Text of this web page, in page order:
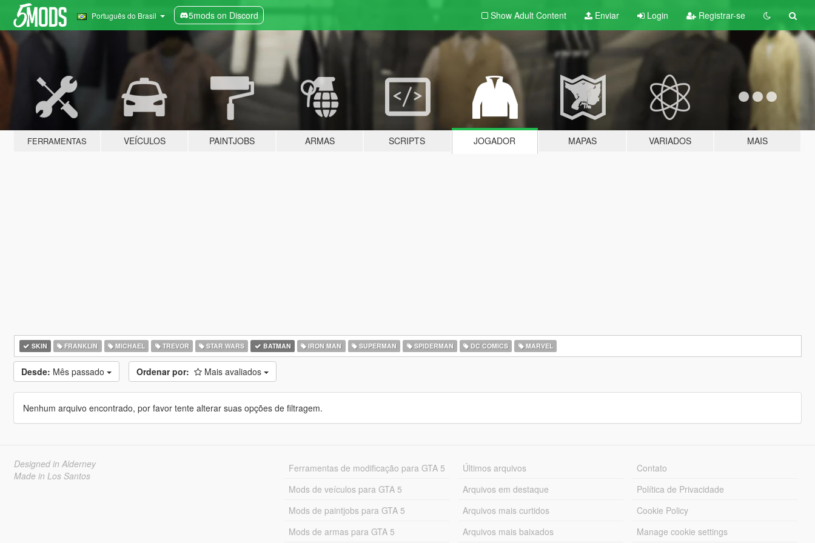
Português do Brasil 5mods on Discord Show Adult Content Enviar Login Registrar-se
FERRAMENTAS VEÍCULOS PAINTJOBS ARMAS SCRIPTS JOGADOR MAPAS VARIADOS MAIS
SKIN FRANKLIN MICHAEL TREVOR STAR WARS BATMAN IRON MAN SUPERMAN SPIDERMAN DC COMICS MARVEL
Desde: Mês passado Ordenar por: Mais avaliados
Nenhum arquivo encontrado, por favor tente alterar suas opções de filtragem.
Designed in Alderney
Made in Los Santos
Ferramentas de modificação para GTA 5
Mods de veículos para GTA 5
Mods de paintjobs para GTA 5
Mods de armas para GTA 5
Últimos arquivos
Arquivos em destaque
Arquivos mais curtidos
Arquivos mais baixados
Contato
Política de Privacidade
Cookie Policy
Manage cookie settings